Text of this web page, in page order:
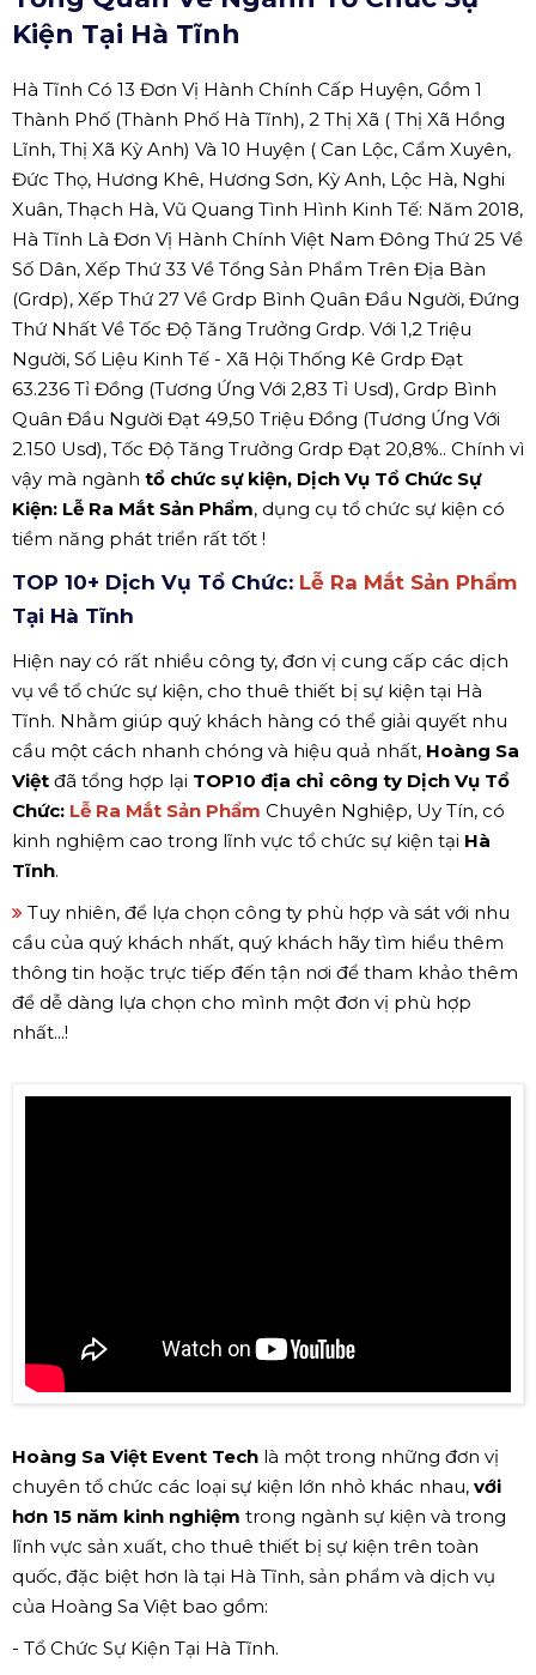
Kiện Tại Hà Tĩnh
Hà Tĩnh Có 13 Đơn Vị Hành Chính Cấp Huyện, Gồm 1
Thành Phố (Thành Phố Hà Tĩnh), 2 Thị Xã ( Thị Xã Hồng
Lĩnh, Thị Xã Kỳ Anh) Và 10 Huyện ( Can Lộc, Cẩm Xuyên,
Đức Thọ, Hương Khê, Hương Sơn, Kỳ Anh, Lộc Hà, Nghi
Xuân, Thạch Hà, Vũ Quang Tình Hình Kinh Tế: Năm 2018,
Hà Tĩnh Là Đơn Vị Hành Chính Việt Nam Đông Thứ 25 Về
Số Dân, Xếp Thứ 33 Về Tổng Sản Phẩm Trên Địa Bàn
(Grdp), Xếp Thứ 27 Về Grdp Bình Quân Đầu Người, Đứng
Thứ Nhất Về Tốc Độ Tăng Trưởng Grdp. Với 1,2 Triệu
Người, Số Liệu Kinh Tế - Xã Hội Thống Kê Grdp Đạt
63.236 Tỉ Đồng (Tương Ứng Với 2,83 Tỉ Usd), Grdp Bình
Quân Đầu Người Đạt 49,50 Triệu Đồng (Tương Ứng Với
2.150 Usd), Tốc Độ Tăng Trưởng Grdp Đạt 20,8%.. Chính vì
vậy mà ngành tổ chức sự kiện, Dịch Vụ Tổ Chức Sự
Kiện: Lễ Ra Mắt Sản Phẩm, dụng cụ tổ chức sự kiện có
tiềm năng phát triển rất tốt !
TOP 10+ Dịch Vụ Tổ Chức: Lễ Ra Mắt Sản Phẩm
Tại Hà Tĩnh
Hiện nay có rất nhiều công ty, đơn vị cung cấp các dịch
vụ về tổ chức sự kiện, cho thuê thiết bị sự kiện tại Hà
Tĩnh. Nhằm giúp quý khách hàng có thể giải quyết nhu
cầu một cách nhanh chóng và hiệu quả nhất, Hoàng Sa
Việt đã tổng hợp lại TOP10 địa chỉ công ty Dịch Vụ Tổ
Chức: Lễ Ra Mắt Sản Phẩm Chuyên Nghiệp, Uy Tín, có
kinh nghiệm cao trong lĩnh vực tổ chức sự kiện tại Hà
Tĩnh.
Tuy nhiên, để lựa chọn công ty phù hợp và sát với nhu
cầu của quý khách nhất, quý khách hãy tìm hiểu thêm
thông tin hoặc trực tiếp đến tận nơi để tham khảo thêm
để dễ dàng lựa chọn cho mình một đơn vị phù hợp
nhất...!
Hoàng Sa Việt Event Tech là một trong những đơn vị
chuyên tổ chức các loại sự kiện lớn nhỏ khác nhau, với
hơn 15 năm kinh nghiệm trong ngành sự kiện và trong
lĩnh vực sản xuất, cho thuê thiết bị sự kiện trên toàn
quốc, đặc biệt hơn là tại Hà Tĩnh, sản phẩm và dịch vụ
của Hoàng Sa Việt bao gồm:
- Tổ Chức Sự Kiện Tại Hà Tĩnh.